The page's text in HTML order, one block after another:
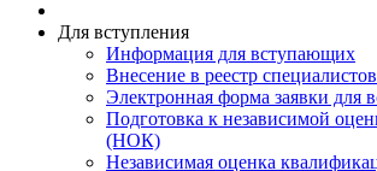
Для вступления
Информация для вступающих
Внесение в реестр специалистов
Электронная форма заявки для
Подготовка к независимой
(НОК)
Независимая оценка